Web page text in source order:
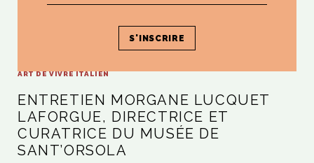
ART DE VIVRE ITALIEN
ENTRETIEN MORGANE LUCQUET
LAFORGUE, DIRECTRICE ET
CURATRICE DU MUSÉE DE
SANT’ORSOLA